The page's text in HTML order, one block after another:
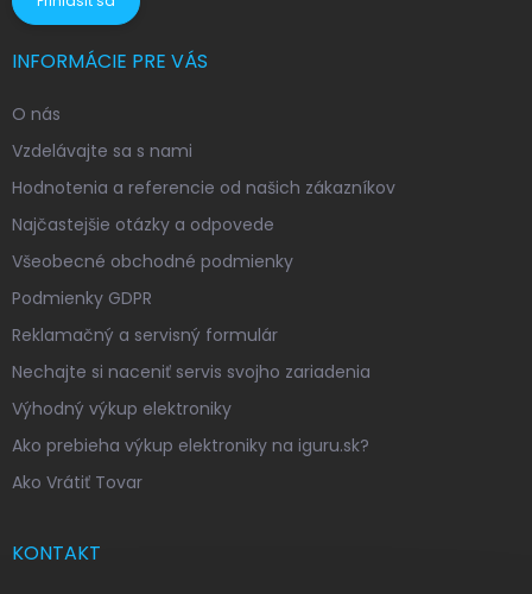
INFORMÁCIE PRE VÁS
O nás
Vzdelávajte sa s nami
Hodnotenia a referencie od našich zákazníkov
Najčastejšie otázky a odpovede
Všeobecné obchodné podmienky
Podmienky GDPR
Reklamačný a servisný formulár
Nechajte si naceniť servis svojho zariadenia
Výhodný výkup elektroniky
Ako prebieha výkup elektroniky na iguru.sk?
Ako Vrátiť Tovar
KONTAKT